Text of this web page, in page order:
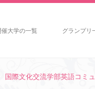
催大学の一覧 グランプリ
国際文化交流学部英語コミ